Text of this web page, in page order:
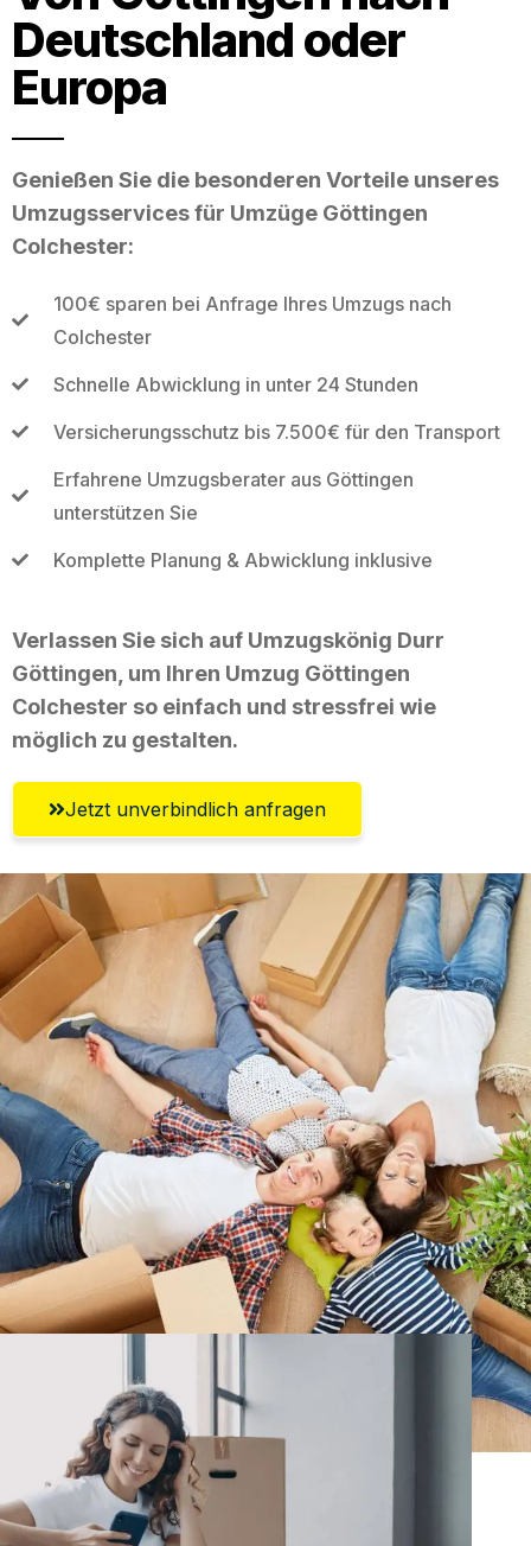
Deutschland oder
Europa
Genießen Sie die besonderen Vorteile unseres
Umzugsservices für Umzüge Göttingen
Colchester:
100€ sparen bei Anfrage Ihres Umzugs nach
Colchester
Schnelle Abwicklung in unter 24 Stunden
Versicherungsschutz bis 7.500€ für den Transport
Erfahrene Umzugsberater aus Göttingen
unterstützen Sie
Komplette Planung & Abwicklung inklusive
Verlassen Sie sich auf Umzugskönig Durr
Göttingen, um Ihren Umzug Göttingen
Colchester so einfach und stressfrei wie
möglich zu gestalten.
Jetzt unverbindlich anfragen